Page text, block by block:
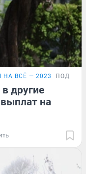
ВСЁ — 2023
другие
на